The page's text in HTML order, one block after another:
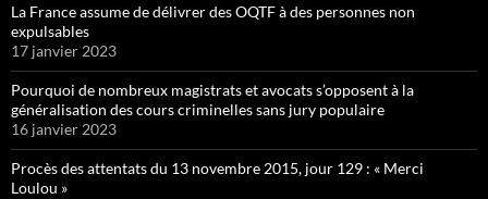
La France assume de délivrer des OQTF à des personnes non
expulsables
17 janvier 2023
Pourquoi de nombreux magistrats et avocats s’opposent à la
généralisation des cours criminelles sans jury populaire
16 janvier 2023
Procès des attentats du 13 novembre 2015, jour 129 : « Merci
Loulou »